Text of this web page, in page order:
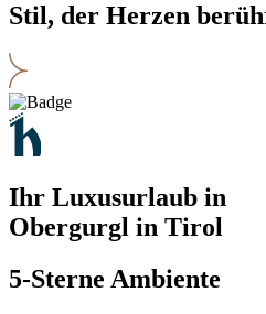
Stil, der Herzen
Ihr Luxusurlaub in
Obergurgl in Tirol
5-Sterne Ambiente